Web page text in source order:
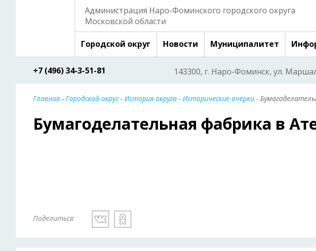
Администрация Наро-Фоминского городского округа
Московской области
Городской округ Новости Муниципалитет
+7 (496) 34-3-51-81 143300, г. Наро-Фоминск, ул.
Главная - Городской округ - История округа - Исторические очерки -
Бумагоделательная фабрика в
Поделиться: